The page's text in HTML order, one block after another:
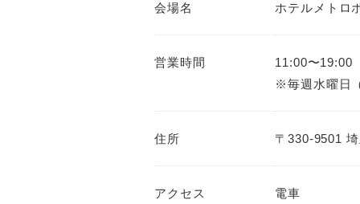
会場名 ホテルメトロ
営業時間
11:00〜19:00
※毎週水曜日
住所 〒330-9501
アクセス
電車